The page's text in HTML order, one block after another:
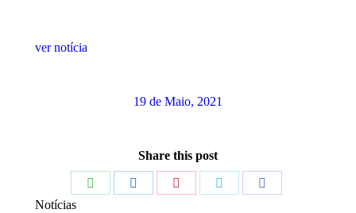
ver notícia
19 de Maio, 2021
Share this post
Notícias